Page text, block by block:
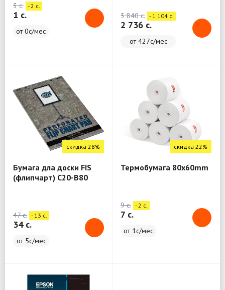
3 c. - 2 c.
1 c.
от 0с/мес
3 840 c. - 1 104 c.
2 736 c.
от 427с/мес
скидка 28%
Бумага дла доски FIS
(флипчарт) C20-B80
47 c. - 13 c.
34 c.
от 5с/мес
скидка 22%
Термобумага 80x60mm
9 c. - 2 c.
7 c.
от 1с/мес